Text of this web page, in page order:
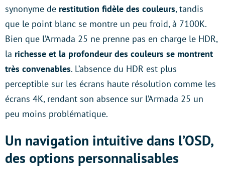
synonyme de restitution fidèle des couleurs, tandis
que le point blanc se montre un peu froid, à 7100K.
Bien que l’Armada 25 ne prenne pas en charge le HDR,
la richesse et la profondeur des couleurs se montrent
très convenables. L’absence du HDR est plus
perceptible sur les écrans haute résolution comme les
écrans 4K, rendant son absence sur l’Armada 25 un
peu moins problématique.
Un navigation intuitive dans l’OSD,
des options personnalisables